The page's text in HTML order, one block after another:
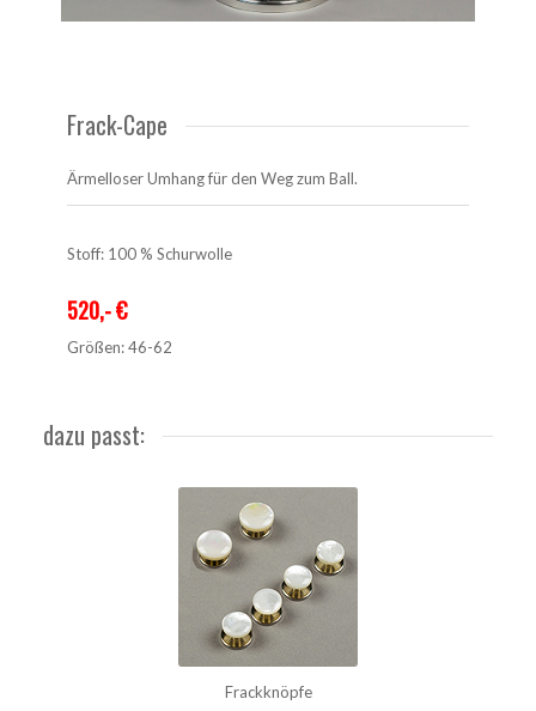
Frack-Cape
Ärmelloser Umhang für den Weg zum Ball.
Stoff: 100 % Schurwolle
520,- €
Größen: 46-62
dazu passt:
Frackknöpfe